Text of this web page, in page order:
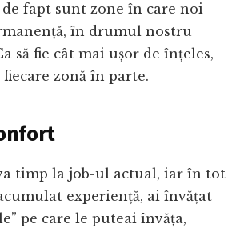
fapt sunt zone în care noi
în drumul nostru
să fie cât mai ușor de înțeles,
zonă în parte.
timp la job-ul actual, iar în tot
experiență, ai învățat
pe care le puteai învăța,